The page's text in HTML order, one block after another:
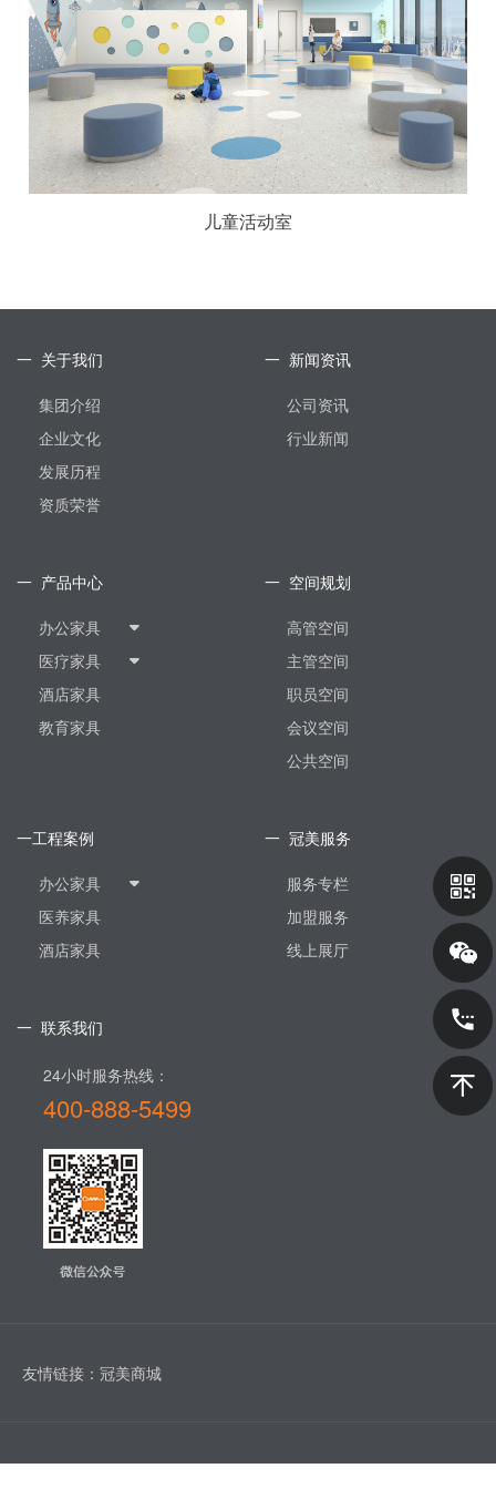
儿童活动室
一 关于我们
集团介绍
企业文化
发展历程
资质荣誉
一 新闻资讯
公司资讯
行业新闻
一 产品中心
办公家具
医疗家具
酒店家具
教育家具
一 空间规划
高管空间
主管空间
职员空间
会议空间
公共空间
一工程案例
办公家具
医养家具
酒店家具
一 冠美服务
服务专栏
加盟服务
线上展厅
一 联系我们
24小时服务热线：
400-888-5499​
友情链接： 冠美商城
版权所有 © 1993-2022 广州市至盛冠美家具有限公司 |粤ICP备